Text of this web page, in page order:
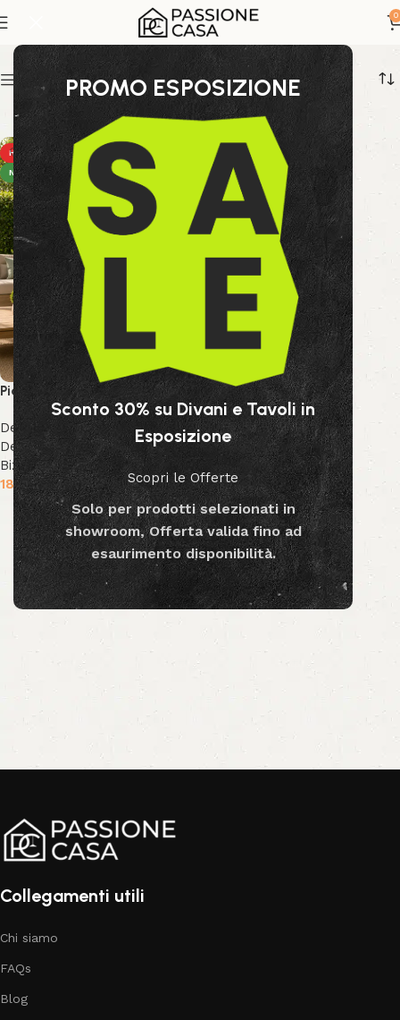
PROMO ESPOSIZIONE
Sconto 30% su Divani e Tavoli in
Esposizione
Scopri le Offerte
Solo per prodotti selezionati in
showroom, Offerta valida fino ad
esaurimento disponibilità.
0
balcone
Show sidebar
HOT
NEW
Pianta Palma Cycas 120 cm
Decor & Accessori
Piante
Decorative ,
Collezione
Bizzotto, Collezione Decor
189.99
€
Aggiungi al carrello
Collegamenti utili
Chi siamo
FAQs
Blog